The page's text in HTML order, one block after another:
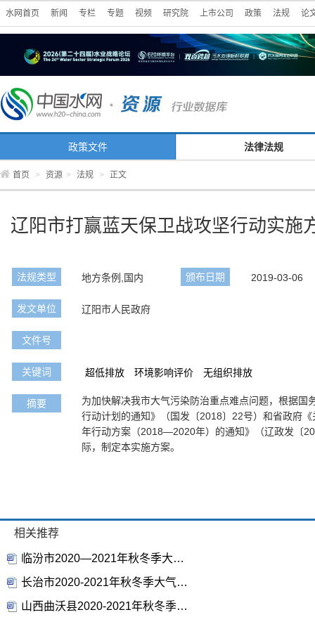
水网首页 新闻 专栏 专题 视频 研究院 上市公司 政策 法规 论
政策文件 法律法规
首页 > 资源 > 法规 > 正文
辽阳市打赢蓝天保卫战攻坚行动实施
法规类型 地方条例,国内 颁布日期 2019-03-06
发文单位 辽阳市人民政府
文件号
关键词 超低排放 环境影响评价 无组织排放
摘要
为加快解决我市大气污染防治重点难点问题，根据国
行动计划的通知》（国发〔2018〕22号）和省政府
年行动方案（2018—2020年）的通知》（辽政发〔
际，制定本实施方案。
相关推荐
临汾市2020—2021年秋冬季大气污染综合治理攻坚行动方案
长治市2020-2021年秋冬季大气污染综合治理攻坚行动方案
山西曲沃县2020-2021年秋冬季大气污染综合治理攻坚行动方案